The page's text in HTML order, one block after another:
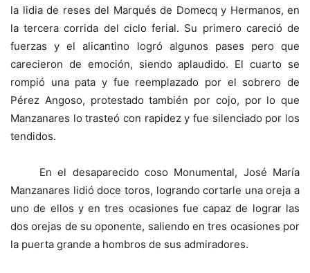
la lidia de reses del Marqués de Domecq y Hermanos, en
la tercera corrida del ciclo ferial. Su primero careció de
fuerzas y el alicantino logró algunos pases pero que
carecieron de emoción, siendo aplaudido. El cuarto se
rompió una pata y fue reemplazado por el sobrero de
Pérez Angoso, protestado también por cojo, por lo que
Manzanares lo trasteó con rapidez y fue silenciado por los
tendidos.
En el desaparecido coso Monumental, José María
Manzanares lidió doce toros, logrando cortarle una oreja a
uno de ellos y en tres ocasiones fue capaz de lograr las
dos orejas de su oponente, saliendo en tres ocasiones por
la puerta grande a hombros de sus admiradores.